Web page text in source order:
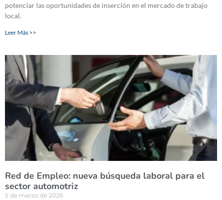
potenciar las oportunidades de inserción en el mercado de trabajo
local.
Leer Más >>
Red de Empleo: nueva búsqueda laboral para el
sector automotriz
5 de marzo de 2026